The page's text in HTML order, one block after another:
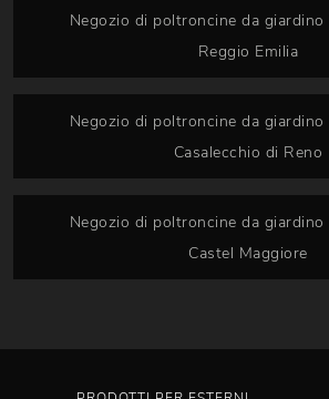
Negozio di poltroncine da giardino
Reggio Emilia
Negozio di poltroncine da giardino
Casalecchio di Reno
Negozio di poltroncine da giardino
Castel Maggiore